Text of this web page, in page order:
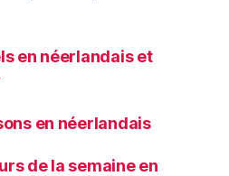
en néerlandais et
en néerlandais
de la semaine en